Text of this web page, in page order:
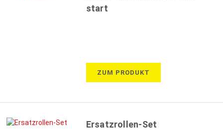
start
ZUM PRODUKT
Ersatzrollen-Set